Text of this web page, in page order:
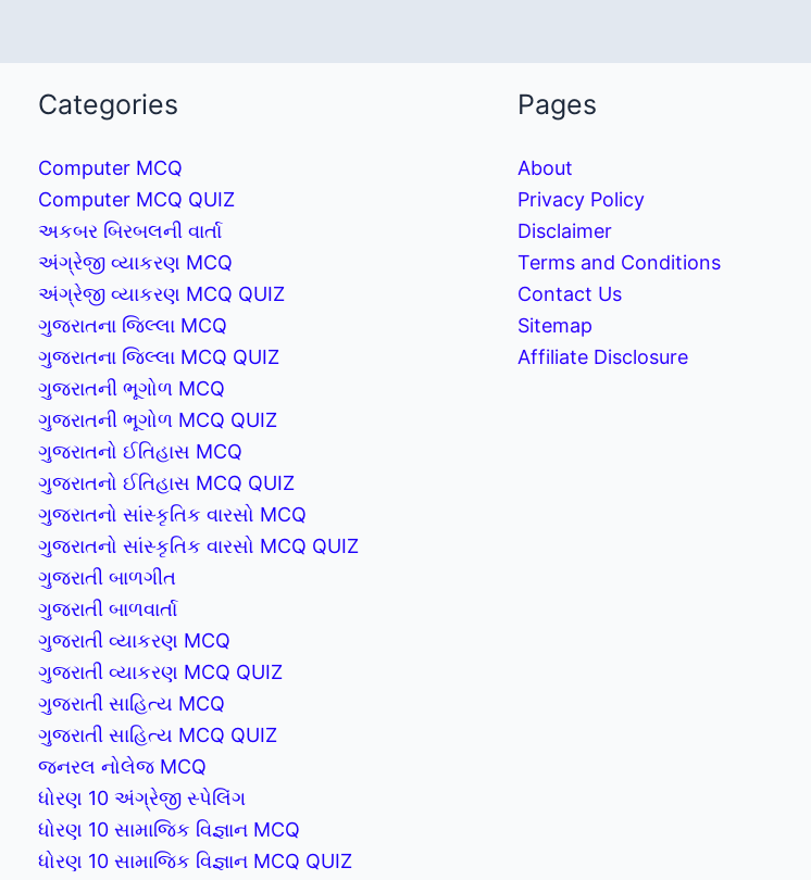
Categories
Computer MCQ
Computer MCQ QUIZ
અકબર બિરબલની વાર્તા
અંગ્રેજી વ્યાકરણ MCQ
અંગ્રેજી વ્યાકરણ MCQ QUIZ
ગુજરાતના જિલ્લા MCQ
ગુજરાતના જિલ્લા MCQ QUIZ
ગુજરાતની ભૂગોળ MCQ
ગુજરાતની ભૂગોળ MCQ QUIZ
ગુજરાતનો ઈતિહાસ MCQ
ગુજરાતનો ઈતિહાસ MCQ QUIZ
ગુજરાતનો સાંસ્કૃતિક વારસો MCQ
ગુજરાતનો સાંસ્કૃતિક વારસો MCQ QUIZ
ગુજરાતી બાળગીત
ગુજરાતી બાળવાર્તા
ગુજરાતી વ્યાકરણ MCQ
ગુજરાતી વ્યાકરણ MCQ QUIZ
ગુજરાતી સાહિત્ય MCQ
ગુજરાતી સાહિત્ય MCQ QUIZ
જનરલ નોલેજ MCQ
ધોરણ 10 અંગ્રેજી સ્પેલિંગ
ધોરણ 10 સામાજિક વિજ્ઞાન MCQ
ધોરણ 10 સામાજિક વિજ્ઞાન MCQ QUIZ
Pages
About
Privacy Policy
Disclaimer
Terms and Conditions
Contact Us
Sitemap
Affiliate Disclosure